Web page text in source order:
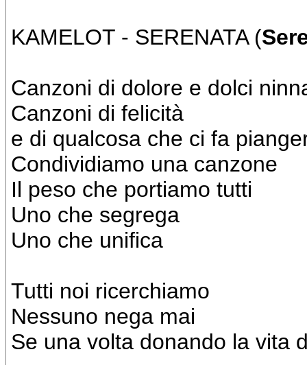
KAMELOT - SERENATA (
Canzoni di dolore e dolci
Canzoni di felicità
e di qualcosa che ci fa
Condividiamo una canzone
Il peso che portiamo tutti
Uno che segrega
Uno che unifica
Tutti noi ricerchiamo
Nessuno nega mai
Se una volta donando la vita